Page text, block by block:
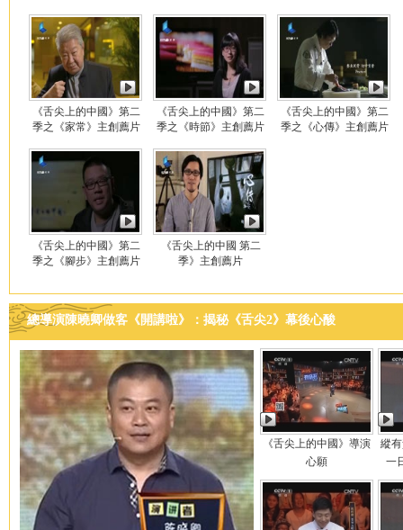
《舌尖上的中國》第二
季之《家常》主創薦片
《舌尖上的中國》第二
季之《時節》主創薦片
《舌尖上的中國》第二
季之《心傳》主創薦片
《舌尖上的中國》第二
季之《腳步》主創薦片
《舌尖上的中國 第二
季》主創薦片
總導演陳曉卿做客《開講啦》：揭秘《舌尖2》幕後心酸
《舌尖上的中國》導演
心願
縱
一